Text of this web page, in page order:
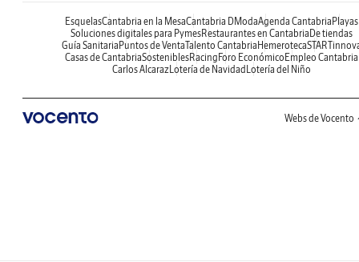
EsquelasCantabria en la MesaCantabria DModaAgenda CantabriaPlayas
Soluciones digitales para PymesRestaurantes en CantabriaDe tiendas
Guía SanitariaPuntos de VentaTalento CantabriaHemeroteca
Casas de CantabriaSosteniblesRacingForo EconómicoEmpleo Cantabria
Carlos AlcarazLotería de NavidadLotería del Niño
Webs de Vocento